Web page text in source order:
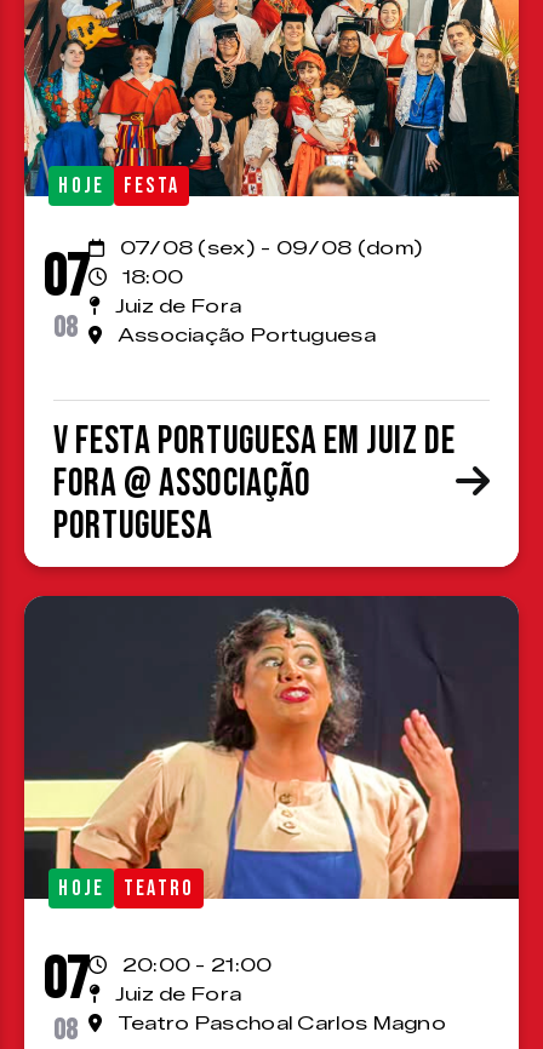
HOJE FESTA
07
08
07/08 (sex) - 09/08 (dom)
18:00
Juiz de Fora
Associação Portuguesa
V Festa Portuguesa em Juiz de
Fora @ Associação
Portuguesa
HOJE TEATRO
07
08
20:00 - 21:00
Juiz de Fora
Teatro Paschoal Carlos Magno